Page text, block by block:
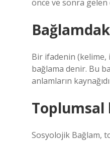
önce ve sonra gelen
Bir ifadenin (kelime,
bağlama denir. Bu
anlamların
Toplumsal
Sosyolojik Bağlam,